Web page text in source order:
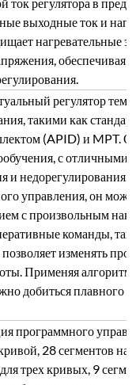
программного
28 сегментов
для трех кривых, 9
быть введены
использования.
ручка включения
камеры.
1 пара